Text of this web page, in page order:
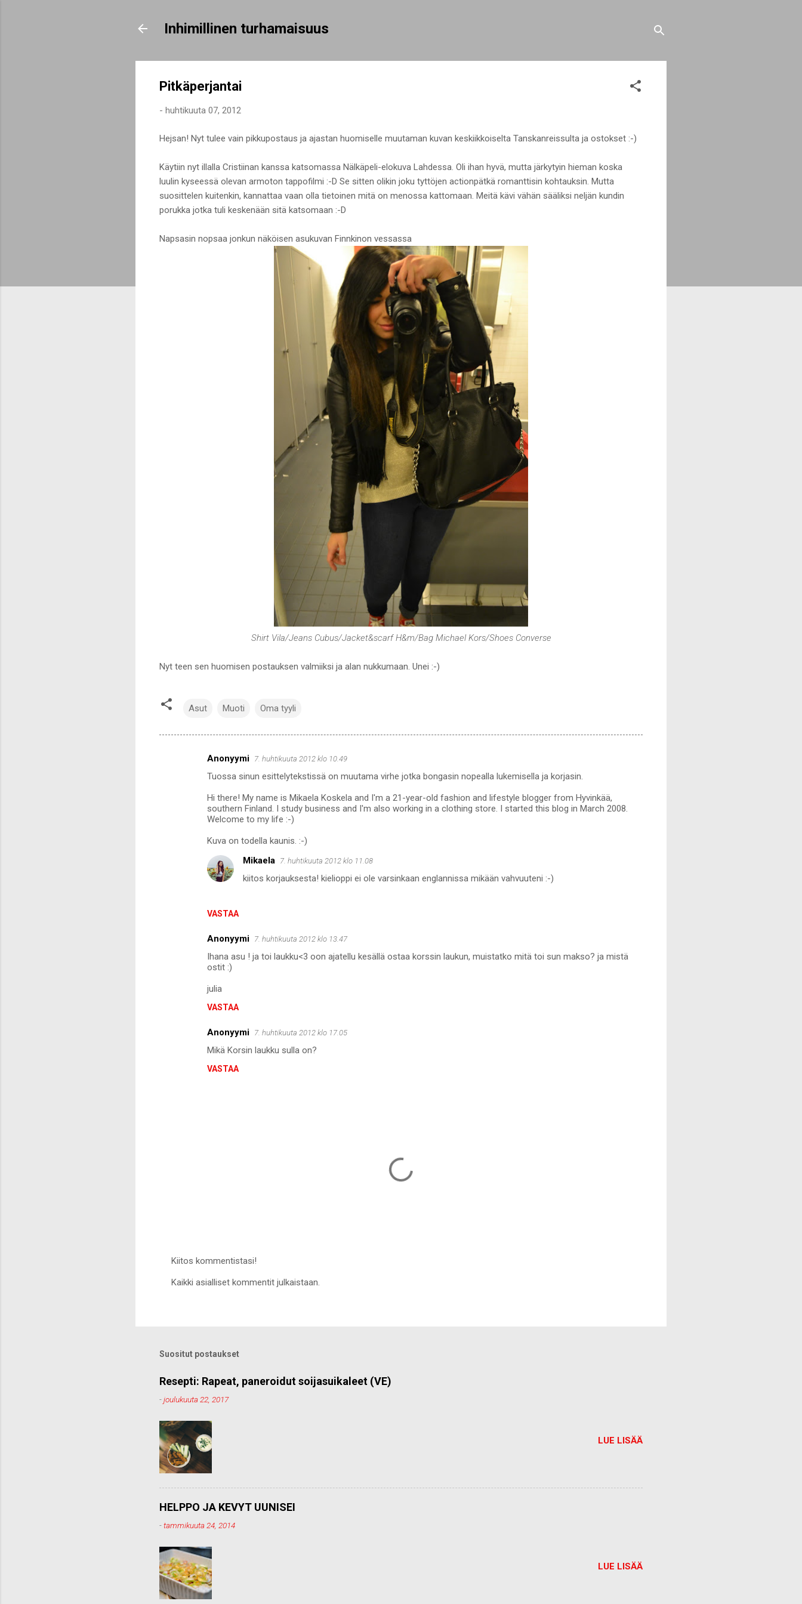
Inhimillinen turhamaisuus
Pitkäperjantai
- huhtikuuta 07, 2012
Hejsan! Nyt tulee vain pikkupostaus ja ajastan huomiselle muutaman kuvan keskiikkoiselta Tanskanreissulta ja ostokset :-)
Käytiin nyt illalla Cristiinan kanssa katsomassa Nälkäpeli-elokuva Lahdessa. Oli ihan hyvä, mutta järkytyin hieman koska
luulin kyseessä olevan armoton tappofilmi :-D Se sitten olikin joku tyttöjen actionpätkä romanttisin kohtauksin. Mutta
suosittelen kuitenkin, kannattaa vaan olla tietoinen mitä on menossa kattomaan. Meitä kävi vähän sääliksi neljän kundin
porukka jotka tuli keskenään sitä katsomaan :-D
Napsasin nopsaa jonkun näköisen asukuvan Finnkinon vessassa
Shirt Vila/Jeans Cubus/Jacket&scarf H&m/Bag Michael Kors/Shoes Converse
Nyt teen sen huomisen postauksen valmiiksi ja alan nukkumaan. Unei :-)
Asut Muoti Oma tyyli
Anonyymi 7. huhtikuuta 2012 klo 10.49
Tuossa sinun esittelytekstissä on muutama virhe jotka bongasin nopealla lukemisella ja korjasin.
Hi there! My name is Mikaela Koskela and I'm a 21-year-old fashion and lifestyle blogger from Hyvinkää,
southern Finland. I study business and I'm also working in a clothing store. I started this blog in March 2008.
Welcome to my life :-)
Kuva on todella kaunis. :-)
VASTAA
Mikaela 7. huhtikuuta 2012 klo 11.08
kiitos korjauksesta! kielioppi ei ole varsinkaan englannissa mikään vahvuuteni :-)
Anonyymi 7. huhtikuuta 2012 klo 13.47
Ihana asu ! ja toi laukku<3 oon ajatellu kesällä ostaa korssin laukun, muistatko mitä toi sun makso? ja mistä
ostit :)
julia
VASTAA
Anonyymi 7. huhtikuuta 2012 klo 17.05
Mikä Korsin laukku sulla on?
VASTAA
ä
m
e
t
i
Kiitos kommentistasi!
Kaikki asialliset kommentit julkaistaan.
Suositut postaukset
Resepti: Rapeat, paneroidut soijasuikaleet (VE)
-joulukuuta 22, 2017
LUE LISÄÄ
HELPPO JA KEVYT UUNISEI
-tammikuuta 24, 2014
LUE LISÄÄ